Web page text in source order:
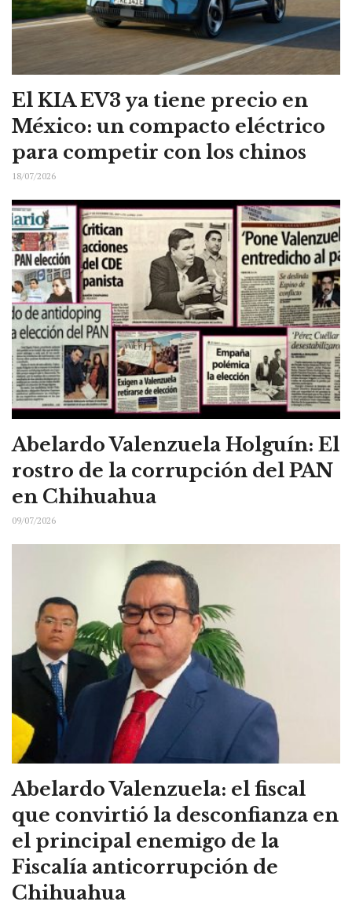
El KIA EV3 ya tiene precio en
México: un compacto eléctrico
para competir con los chinos
18/07/2026
Abelardo Valenzuela Holguín: El
rostro de la corrupción del PAN
en Chihuahua
09/07/2026
Abelardo Valenzuela: el fiscal
que convirtió la desconfianza en
el principal enemigo de la
Fiscalía anticorrupción de
Chihuahua